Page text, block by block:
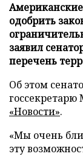
одобрить
заявил
перечень
Об этом
госсекретарю
«Новости».
«Мы очень
эту